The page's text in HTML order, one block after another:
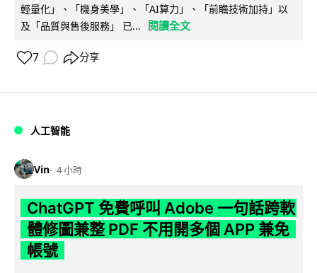
輕量化」、「機身美學」、「AI算力」、「前瞻技術加持」以
及「品質與售後服務」 已...
閱讀全文
7 分享
人工智能
Vin 4 小時
ChatGPT 免費呼叫 Adobe 一句話跨軟
體修圖兼整 PDF 不用開多個 APP 兼免
帳號